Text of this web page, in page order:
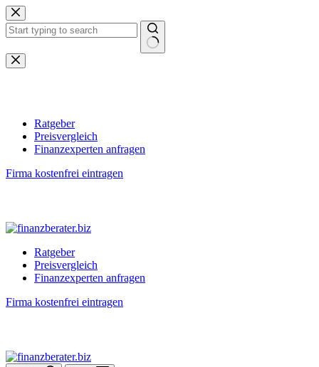
Zum
Inhalt
springen
Keine
Ergebnisse
Ratgeber
Preisvergleich
Finanzexperten anfragen
Firma kostenfrei eintragen
Ratgeber
Preisvergleich
Finanzexperten anfragen
Firma kostenfrei eintragen